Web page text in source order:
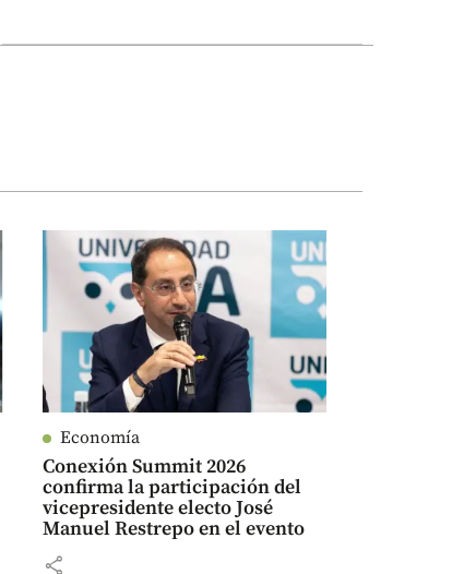
Economía
Conexión Summit 2026
confirma la participación del
vicepresidente electo José
Manuel Restrepo en el evento
share